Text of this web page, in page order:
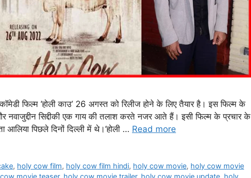
कॉमेडी फिल्म ‘होली काउ’ 26 अगस्त को रिलीज होने के लिए तैयार है। इस फिल्म के
नवाजुद्दीन सिद्दीकी एक गाय की तलाश करते नजर आते हैं। इसी फिल्म के प्रचार के
आलिया पिछले दिनों दिल्ली में थे।‘होली … Read more
, holy cow film, holy cow film hindi, holy cow movie, holy cow movie